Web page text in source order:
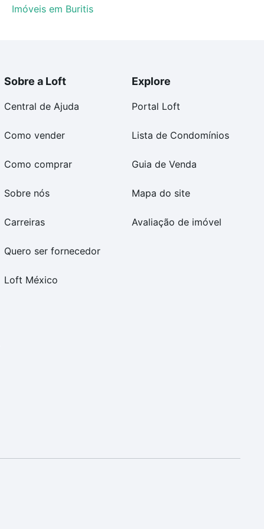
Imóveis em Buritis
Sobre a Loft
Central de Ajuda
Como vender
Como comprar
Sobre nós
Carreiras
Quero ser fornecedor
Loft México
Explore
Portal Loft
Lista de Condomínios
Guia de Venda
Mapa do site
Avaliação de imóvel